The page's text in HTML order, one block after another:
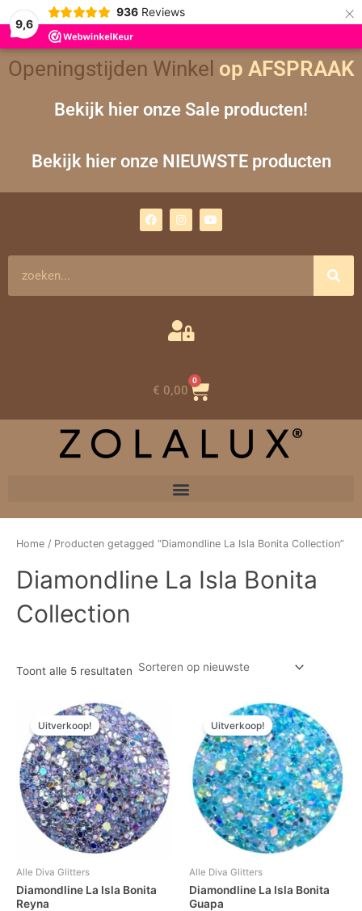
9,6
936 Reviews ×
Openingstijden Winkel op AFSPRAAK
Bekijk hier onze Sale producten!
Bekijk hier onze NIEUWSTE producten
a
c
n
s
m
o
u
€ 0,00
0
Winkelwagen
Home / Producten getagged “Diamondline La Isla Bonita Collection”
Diamondline La Isla Bonita
Collection
Toont alle 5 resultaten
Gesorteerd
op
nieuwste
Uitverkoop!
Alle Diva Glitters
Diamondline La Isla Bonita
Reyna
Oorspronkelijke
prijs
was:
€ 3,57.
Huidige
prijs
is:
€ 1,79.
Uitverkoop!
Alle Diva Glitters
Diamondline La Isla Bonita
Guapa
Oorspronkelijke
prijs
was:
€ 3,57.
Huidige
prijs
is:
€ 1,79.